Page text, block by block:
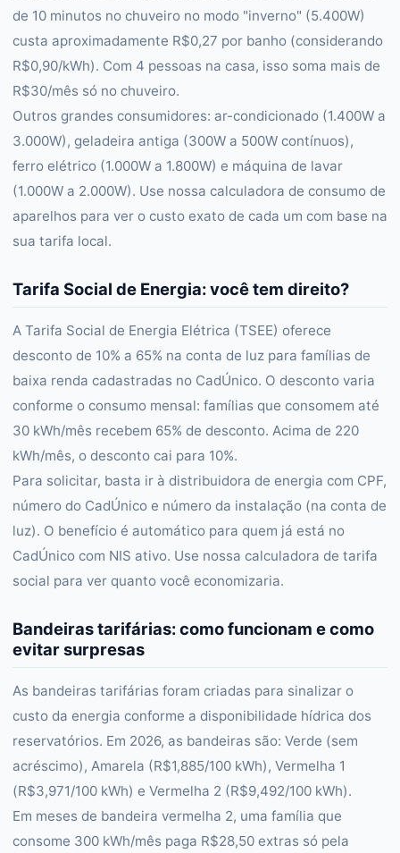
de 10 minutos no chuveiro no modo "inverno" (5.400W)
custa aproximadamente R$0,27 por banho (considerando
R$0,90/kWh). Com 4 pessoas na casa, isso soma mais de
R$30/mês só no chuveiro.
Outros grandes consumidores: ar-condicionado (1.400W a
3.000W), geladeira antiga (300W a 500W contínuos),
ferro elétrico (1.000W a 1.800W) e máquina de lavar
(1.000W a 2.000W). Use nossa calculadora de consumo de
aparelhos para ver o custo exato de cada um com base na
sua tarifa local.
Tarifa Social de Energia: você tem direito?
A Tarifa Social de Energia Elétrica (TSEE) oferece
desconto de 10% a 65% na conta de luz para famílias de
baixa renda cadastradas no CadÚnico. O desconto varia
conforme o consumo mensal: famílias que consomem até
30 kWh/mês recebem 65% de desconto. Acima de 220
kWh/mês, o desconto cai para 10%.
Para solicitar, basta ir à distribuidora de energia com CPF,
número do CadÚnico e número da instalação (na conta de
luz). O benefício é automático para quem já está no
CadÚnico com NIS ativo. Use nossa calculadora de tarifa
social para ver quanto você economizaria.
Bandeiras tarifárias: como funcionam e como
evitar surpresas
As bandeiras tarifárias foram criadas para sinalizar o
custo da energia conforme a disponibilidade hídrica dos
reservatórios. Em 2026, as bandeiras são: Verde (sem
acréscimo), Amarela (R$1,885/100 kWh), Vermelha 1
(R$3,971/100 kWh) e Vermelha 2 (R$9,492/100 kWh).
Em meses de bandeira vermelha 2, uma família que
consome 300 kWh/mês paga R$28,50 extras só pela